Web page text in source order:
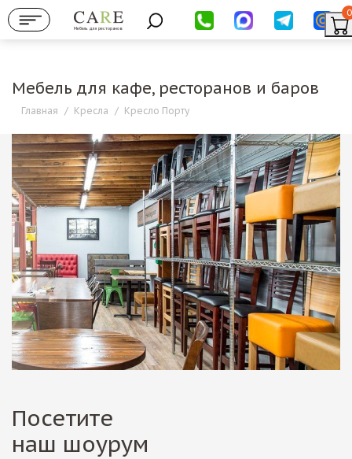
Мебель для ресторанов
0
Мебель для кафе, ресторанов и баров
Главная / Кресла / Кресло Порту
Посетите
наш шоурум